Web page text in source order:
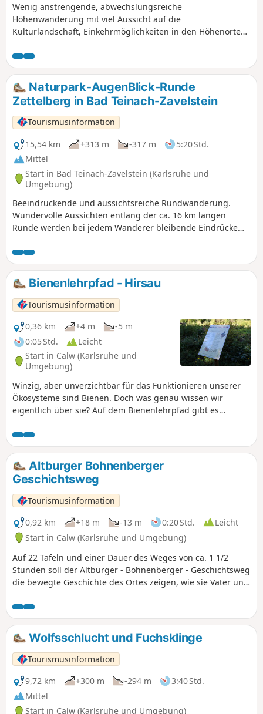
Wenig anstrengende, abwechslungsreiche
Höhenwanderung mit viel Aussicht auf die
Kulturlandschaft, Einkehrmöglichkeiten in den Höhenorten,
Naturpark-AugenBlick-Runde
Zettelberg in Bad Teinach-Zavelstein
Tourismusinformation
15,54 km
+313 m -317 m
5:20 Std.
Mittel
Start in Bad Teinach-Zavelstein (Karlsruhe und
Umgebung)
Beeindruckende und aussichtsreiche Rundwanderung.
Wundervolle Aussichten entlang der ca. 16 km langen
Runde werden bei jedem Wanderer bleibende Eindrücke
Bienenlehrpfad - Hirsau
Tourismusinformation
0,36 km
+4 m
-5 m
0:05 Std.
Leicht
Start in Calw (Karlsruhe und
Umgebung)
Winzig, aber unverzichtbar für das Funktionieren unserer
Ökosysteme sind Bienen. Doch was genau wissen wir
eigentlich über sie? Auf dem Bienenlehrpfad gibt es
Natur­liebhabern unter den Nägeln brennen. Der Lehrpfad
mit mehreren Schautafeln startet im Kurpark Hirsau und
führt bis zum Flößerwasen.
Altburger Bohnenberger
Geschichtsweg
Tourismusinformation
0,92 km
+18 m -13 m 0:20 Std.
Leicht
Start in Calw (Karlsruhe und Umgebung)
Auf 22 Tafeln und einer Dauer des Weges von ca. 1 1/2
Stunden soll der Altburger - Bohnenberger - Geschichtsweg
die bewegte Geschichte des Ortes zeigen, wie sie Vater und
Wolfsschlucht und Fuchsklinge
Tourismusinformation
9,72 km
+300 m -294 m
3:40 Std.
Mittel
Start in Calw (Karlsruhe und Umgebung)